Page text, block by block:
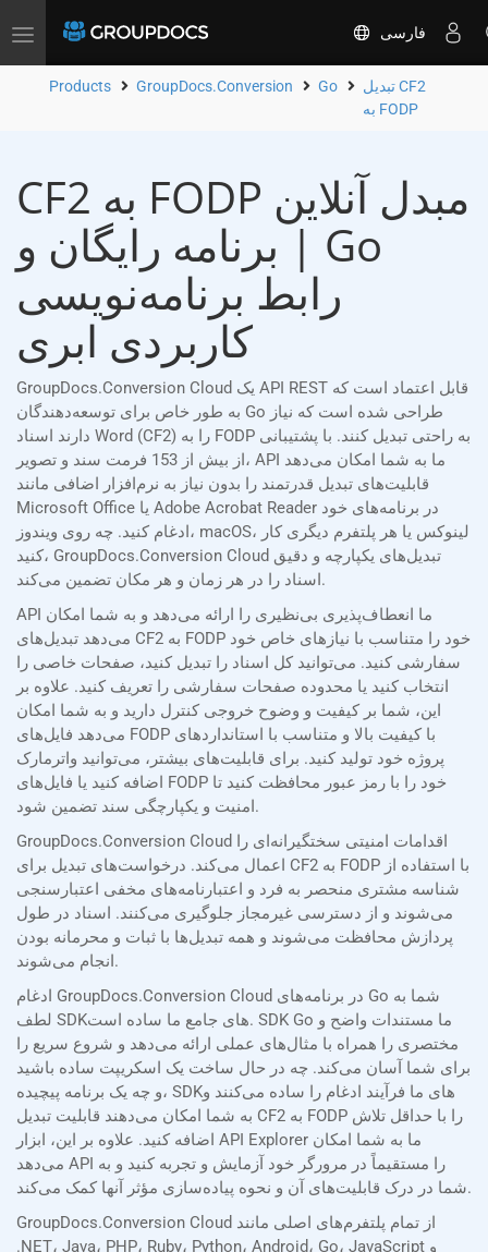
Toggle
فارسی
Products GroupDocs.Conversion Go
تبدیل CF2
به FODP
CF2 به FODP مبدل آنلاین
| برنامه رایگان و Go
رابط برنامه‌نویسی
کاربردی ابری
GroupDocs.Conversion Cloud یک API REST قابل اعتماد است که
به طور خاص برای توسعه‌دهندگان Go طراحی شده است که نیاز
دارند اسناد Word (CF2) را به FODP به راحتی تبدیل کنند. با پشتیبانی
از بیش از 153 فرمت سند و تصویر، API ما به شما امکان می‌دهد
قابلیت‌های تبدیل قدرتمند را بدون نیاز به نرم‌افزار اضافی مانند
Microsoft Office یا Adobe Acrobat Reader در برنامه‌های خود
ادغام کنید. چه روی ویندوز، macOS، لینوکس یا هر پلتفرم دیگری کار
کنید، GroupDocs.Conversion Cloud تبدیل‌های یکپارچه و دقیق
اسناد را در هر زمان و هر مکان تضمین می‌کند.
API ما انعطاف‌پذیری بی‌نظیری را ارائه می‌دهد و به شما امکان
می‌دهد تبدیل‌های CF2 به FODP خود را متناسب با نیازهای خاص خود
سفارشی کنید. می‌توانید کل اسناد را تبدیل کنید، صفحات خاصی را
انتخاب کنید یا محدوده صفحات سفارشی را تعریف کنید. علاوه بر
این، شما بر کیفیت و وضوح خروجی کنترل دارید و به شما امکان
می‌دهد فایل‌های FODP با کیفیت بالا و متناسب با استانداردهای
پروژه خود تولید کنید. برای قابلیت‌های بیشتر، می‌توانید واترمارک
اضافه کنید یا فایل‌های FODP خود را با رمز عبور محافظت کنید تا
امنیت و یکپارچگی سند تضمین شود.
GroupDocs.Conversion Cloud اقدامات امنیتی سختگیرانه‌ای را
اعمال می‌کند. درخواست‌های تبدیل برای CF2 به FODP با استفاده از
شناسه مشتری منحصر به فرد و اعتبارنامه‌های مخفی اعتبارسنجی
می‌شوند و از دسترسی غیرمجاز جلوگیری می‌کنند. اسناد در طول
پردازش محافظت می‌شوند و همه تبدیل‌ها با ثبات و محرمانه بودن
انجام می‌شوند.
ادغام GroupDocs.Conversion Cloud در برنامه‌های Go شما به
لطف SDKهای جامع ما ساده است. SDK Go ما مستندات واضح و
مختصری را همراه با مثال‌های عملی ارائه می‌دهد و شروع سریع را
برای شما آسان می‌کند. چه در حال ساخت یک اسکریپت ساده باشید
و چه یک برنامه پیچیده، SDKهای ما فرآیند ادغام را ساده می‌کنند و
به شما امکان می‌دهند قابلیت تبدیل CF2 به FODP را با حداقل تلاش
اضافه کنید. علاوه بر این، ابزار API Explorer ما به شما امکان
می‌دهد API را مستقیماً در مرورگر خود آزمایش و تجربه کنید و به
شما در درک قابلیت‌های آن و نحوه پیاده‌سازی مؤثر آنها کمک می‌کند.
GroupDocs.Conversion Cloud از تمام پلتفرم‌های اصلی مانند
.NET، Java، PHP، Ruby، Python، Android، Go، JavaScript و